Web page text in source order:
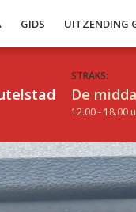
GIDS UITZENDING
STRAKS:
De
12.00 - 18.00